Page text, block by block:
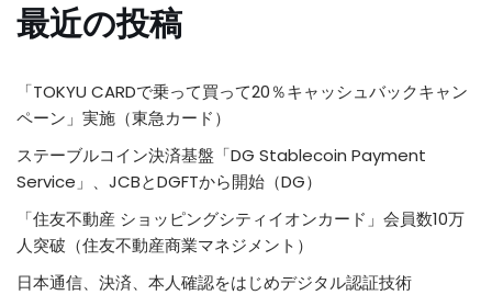
最近の投稿
「TOKYU CARDで乗って買って20％キャッシュバックキャン
ペーン」実施（東急カード）
ステーブルコイン決済基盤「DG Stablecoin Payment
Service」、JCBとDGFTから開始（DG）
「住友不動産 ショッピングシティイオンカード」会員数10万
人突破（住友不動産商業マネジメント）
日本通信、決済、本人確認をはじめデジタル認証技術